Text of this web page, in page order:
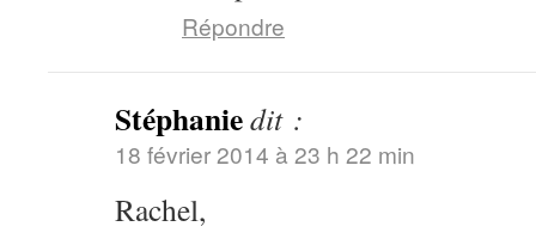
Répondre
Stéphaniedit :
18 février 2014 à 23 h 22 min
Rachel,